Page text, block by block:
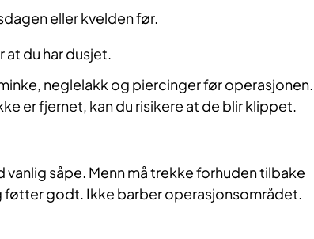
eller kvelden før.
at du har dusjet.
neglelakk og piercinger før operasjonen.
er fjernet, kan du risikere at de blir klippet.
vanlig såpe. Menn må trekke forhuden tilbake
føtter godt. Ikke barber operasjonsområdet.